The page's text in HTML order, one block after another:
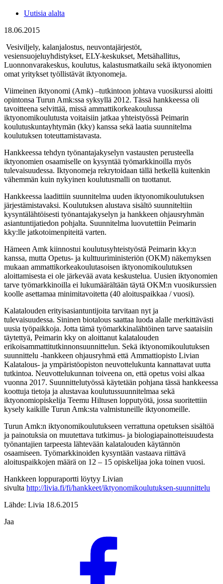
Uutisia alalta
18.06.2015
Vesiviljely, kalanjalostus, neuvontajärjestöt,
vesiensuojeluyhdistykset, ELY-keskukset, Metsähallitus,
Luonnonvarakeskus, koulutus, kalastusmatkailu sekä iktyonomien
omat yritykset työllistävät iktyonomeja.
Viimeinen iktyonomi (Amk) –tutkintoon johtava vuosikurssi aloitti
opintonsa Turun Amk:ssa syksyllä 2012. Tässä hankkeessa oli
tavoitteena selvittää, missä ammattikorkeakoulussa
iktyonomikoulutusta voitaisiin jatkaa yhteistyössä Peimarin
koulutuskuntayhtymän (kky) kanssa sekä laatia suunnitelma
koulutuksen toteuttamistavasta.
Hankkeessa tehdyn työnantajakyselyn vastausten perusteella
iktyonomien osaamiselle on kysyntää työmarkkinoilla myös
tulevaisuudessa. Iktyonomeja rekrytoidaan tällä hetkellä kuitenkin
vähemmän kuin nykyinen koulutusmalli on tuottanut.
Hankkeessa laadittiin suunnitelma uuden iktyonomikoulutuksen
järjestämistavaksi. Koulutuksen alustava sisältö suunniteltiin
kysyntälähtöisesti työnantajakyselyn ja hankkeen ohjausryhmän
asiantuntijatiedon pohjalta. Suunnitelma luovutettiin Peimarin
kky:lle jatkotoimenpiteitä varten.
Hämeen Amk kiinnostui koulutusyhteistyöstä Peimarin kky:n
kanssa, mutta Opetus- ja kulttuuriministeriön (OKM) näkemyksen
mukaan ammattikorkeakoulutasoisen iktyonomikoulutuksen
aloittamisesta ei ole järkevää avata keskustelua. Uusien iktyonomien
tarve työmarkkinoilla ei lukumäärältään täytä OKM:n vuosikurssien
koolle asettamaa minimitavoitetta (40 aloituspaikkaa / vuosi).
Kalatalouden erityisasiantuntijoita tarvitaan nyt ja
tulevaisuudessa. Sininen biotalous saattaa luoda alalle merkittävästi
uusia työpaikkoja. Jotta tämä työmarkkinalähtöinen tarve saataisiin
täytettyä, Peimarin kky on aloittanut kalatalouden
erikoisammattitutkinnonsuunnittelun. Sekä iktyonomikoulutuksen
suunnittelu -hankkeen ohjausryhmä että Ammattiopisto Livian
Kalatalous- ja ympäristöopiston neuvottelukunta kannattavat uutta
tutkintoa. Neuvottelukunnan toiveena on, että opetus voisi alkaa
vuonna 2017. Suunnittelutyössä käytetään pohjana tässä hankkeessa
koottuja tietoja ja alustavaa koulutussuunnitelmaa sekä
iktyonomiopiskelija Teemu Hiltusen lopputyötä, jossa suoritettiin
kysely kaikille Turun Amk:sta valmistuneille iktyonomeille.
Turun Amk:n iktyonomikoulutukseen verrattuna opetuksen sisältöä
ja painotuksia on muutettava tutkimus- ja biologiapainotteisuudesta
työnantajien tarpeesta lähtevään kalatalouden käytännön
osaamiseen. Työmarkkinoiden kysyntään vastaava riittävä
aloituspaikkojen määrä on 12 – 15 opiskelijaa joka toinen vuosi.
Hankkeen loppuraportti löytyy Livian
sivulta http://livia.fi/fi/hankkeet/iktyonomikoulutuksen-suunnittelu
Lähde: Livia 18.6.2015
Jaa